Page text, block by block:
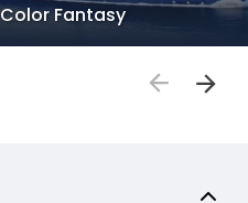
Color Fantasy